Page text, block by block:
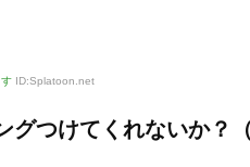
ID:Splatoon.net
グつけてくれないか？（